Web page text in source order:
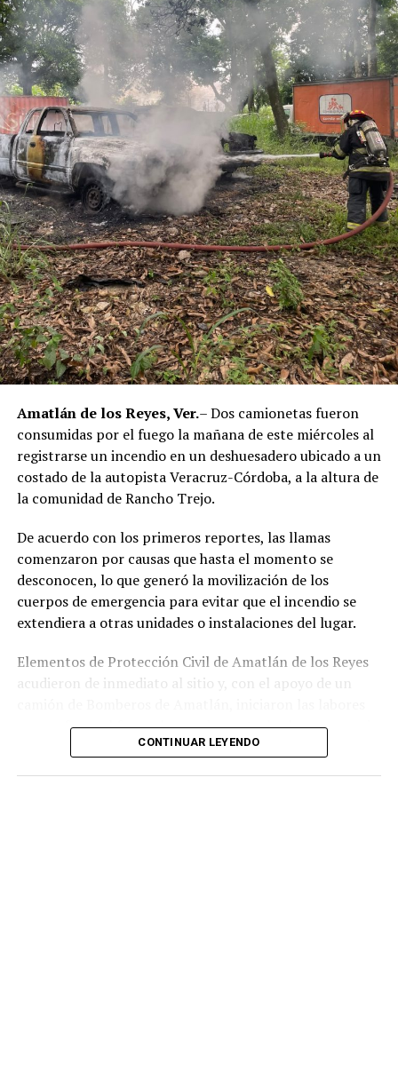
Los ahora sentenciados formaban parte de la Policía
Municipal de Coscomatepec durante la administración
del alcalde de Movimiento Ciudadano, Armando Reyes
Muñoz, y permanecerán recluidos en el Centro de
Reinserción Social de Mediana Seguridad de La Toma, en
Amatlán de los Reyes, donde cumplirán la condena.
Aunque durante el operativo fueron detenidos siete
policías municipales, la sentencia dada a conocer
corresponde únicamente a seis de ellos. Hasta el
momento, las autoridades no han informado la situación
jurídica del séptimo implicado.
El caso evidenció presuntas irregularidades dentro de la
corporación policiaca y motivó la intervención de
autoridades estatales y federales, en un contexto de
reforzamiento de las investigaciones contra servidores
públicos relacionados con actividades ilícitas en la
La sentencia representa uno de los primeros fallos
derivados de aquel operativo y confirma la
responsabilidad penal de los exuniformados por delitos
relacionados con la posesión de droga y el
públicos.
Amatlán de los Reyes, Ver.– Dos camionetas fueron
consumidas por el fuego la mañana de este miércoles al
registrarse un incendio en un deshuesadero ubicado a un
costado de la autopista Veracruz-Córdoba, a la altura de
la comunidad de Rancho Trejo.
De acuerdo con los primeros reportes, las llamas
comenzaron por causas que hasta el momento se
desconocen, lo que generó la movilización de los
cuerpos de emergencia para evitar que el incendio se
extendiera a otras unidades o instalaciones del lugar.
Elementos de Protección Civil de Amatlán de los Reyes
acudieron de inmediato al sitio y, con el apoyo de un
para sofocar el fuego, logrando controlar la emergencia
tras varios minutos de trabajo.
CONTINUAR LEYENDO